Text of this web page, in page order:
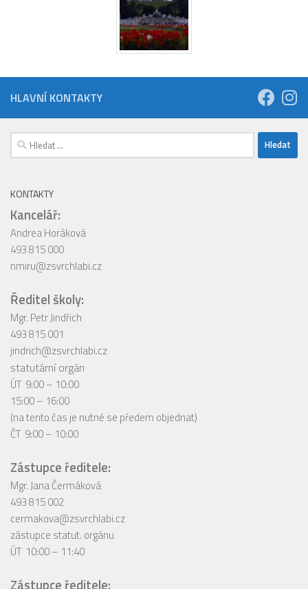
HLAVNÍ KONTAKTY
Vyhledávání
KONTAKTY
Kancelář:
Andrea Horáková
493 815 000
nmiru@zsvrchlabi.cz
Ředitel školy:
Mgr. Petr Jindřich
493 815 001
jindrich@zsvrchlabi.cz
statutární orgán
ÚT 9:00 – 10:00
15:00 – 16:00
(na tento čas je nutné se předem objednat)
ČT 9:00 – 10:00
Zástupce ředitele:
Mgr. Jana Čermáková
493 815 002
cermakova@zsvrchlabi.cz
zástupce statut. orgánu
ÚT 10:00 – 11:40
Zástupce ředitele: